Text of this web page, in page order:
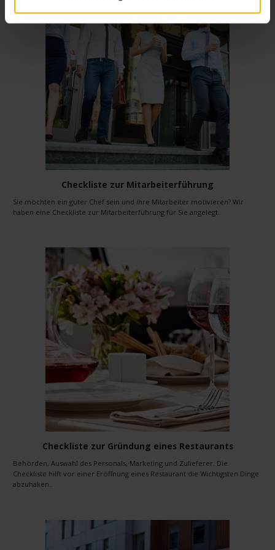
Checkliste zur Mitarbeiterführung
Sie möchten ein guter Chef sein und ihre Mitarbeiter motivieren? Wir
haben eine Checkliste zur Mitarbeiterführung für Sie angelegt.
Checkliste zur Gründung eines Restaurants
Behörden, Auswahl des Personals, Marketing und Zulieferer. Die
Checkliste hilft vor einer Eröffnung eines Restaurant die Wichtigsten Dinge
abzuhaken..